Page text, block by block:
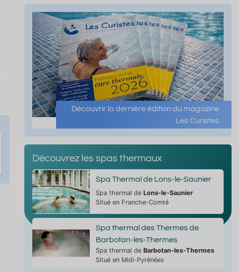
Découvrir la dernière édition du magazine
Les Curistes
Découvrez les spas thermaux
Spa Thermal de Lons-le-Saunier
Spa thermal de Lons-le-Saunier
Situé en Franche-Comté
Spa thermal des Thermes de
Barbotan-les-Thermes
Spa thermal de Barbotan-les-Thermes
Situé en Midi-Pyrénées